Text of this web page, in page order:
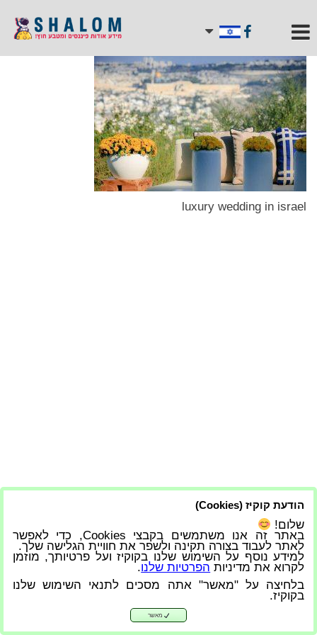
luxury wedding in israel
הודעת קוקיז (Cookies)
שלום!
באתר זה אנו משתמשים בקבצי Cookies, כדי לאפשר
לאתר לעבוד בצורה תקינה ולשפר את חוויית הגלישה שלך.
למידע נוסף על השימוש שלנו בקוקיז ועל פרטיותך, מוזמן
לקרוא את מדיניות הפרטיות שלנו.
בלחיצה על "מאשר" אתה מסכים לתנאי השימוש שלנו
בקוקיז.
מאשר